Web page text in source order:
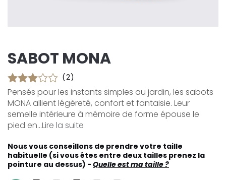
SABOT MONA
(2)
Pensés pour les instants simples au jardin, les sabots
MONA allient légèreté, confort et fantaisie. Leur
semelle intérieure à mémoire de forme épouse le
pied en...Lire la suite
Nous vous conseillons de prendre votre taille
habituelle (si vous êtes entre deux tailles prenez la
pointure au dessus) - Quelle est ma taille ?